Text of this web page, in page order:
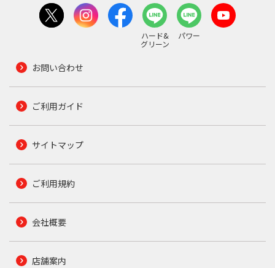
ハード&
グリーン
パワー
お問い合わせ
ご利用ガイド
サイトマップ
ご利用規約
会社概要
店舗案内